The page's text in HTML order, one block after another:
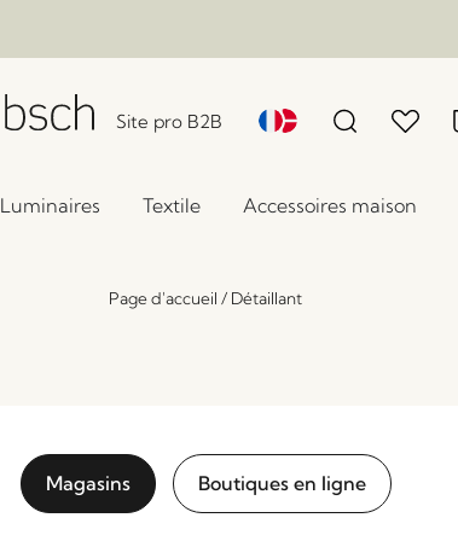
Site pro B2B
Luminaires Textile Accessoires maison
Page d'accueil / Détaillant
Magasins Boutiques en ligne